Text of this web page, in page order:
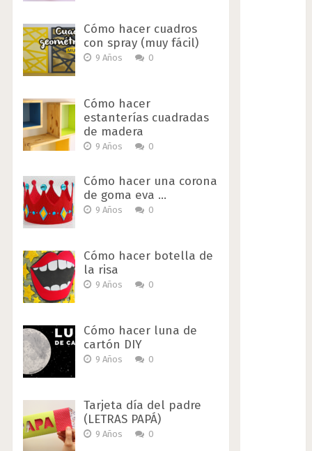
Cómo hacer cuadros
con spray (muy fácil)
9 Años 0
Cómo hacer
estanterías cuadradas
de madera
9 Años 0
Cómo hacer una corona
de goma eva …
9 Años 0
Cómo hacer botella de
la risa
9 Años 0
Cómo hacer luna de
cartón DIY
9 Años 0
Tarjeta día del padre
(LETRAS PAPÁ)
9 Años 0